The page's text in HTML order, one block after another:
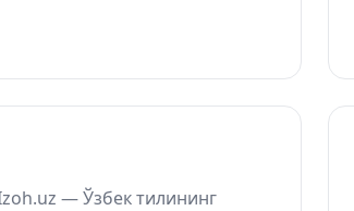
— Ўзбек тилининг